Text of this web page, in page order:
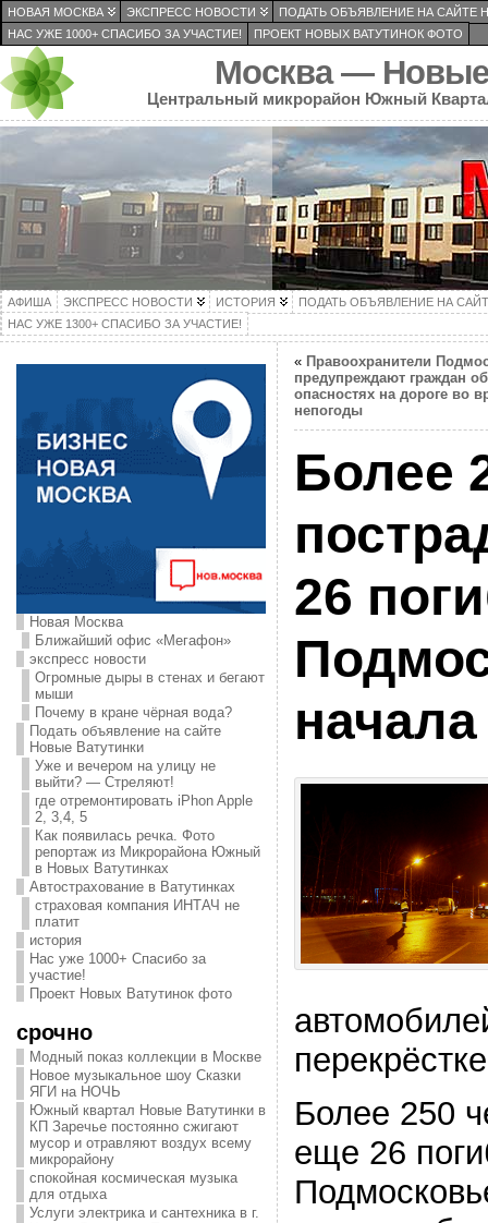
НОВАЯ МОСКВА ЭКСПРЕСС НОВОСТИ
ПОДАТЬ ОБЪЯВЛЕНИЕ НА САЙТЕ
НАС УЖЕ 1000+ СПАСИБО ЗА УЧАСТИЕ!
ПРОЕКТ НОВЫХ ВАТУТИНОК ФОТО
Москва — Новые
Центральный микрорайон Южный
АФИША ЭКСПРЕСС НОВОСТИ ИСТОРИЯ
ПОДАТЬ ОБЪЯВЛЕНИЕ НА
НАС УЖЕ 1300+ СПАСИБО ЗА УЧАСТИЕ!
Новая Москва
Ближайший офис «Мегафон»
экспресс новости
Огромные дыры в стенах и бегают
мыши
Почему в кране чёрная вода?
Подать объявление на сайте
Новые Ватутинки
Уже и вечером на улицу не
выйти? — Стреляют!
где отремонтировать iPhon Apple
2, 3,4, 5
Как появилась речка. Фото
репортаж из Микрорайона Южный
в Новых Ватутинках
Автострахование в Ватутинках
страховая компания ИНТАЧ не
платит
история
Нас уже 1000+ Спасибо за
участие!
Проект Новых Ватутинок фото
срочно
Модный показ коллекции в Москве
Новое музыкальное шоу Сказки
ЯГИ на НОЧЬ
Южный квартал Новые Ватутинки в
КП Заречье постоянно сжигают
мусор и отравляют воздух всему
микрорайону
спокойная космическая музыка
для отдыха
Услуги электрика и сантехника в г.
« Правоохранители
предупреждают граждан об
опасностях на дороге во
непогоды
Более
26
начала
Более 250
еще 26